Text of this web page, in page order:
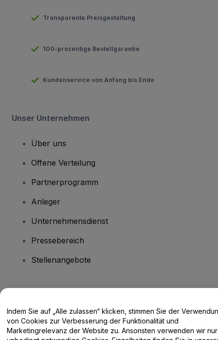
Transparente Preisgestaltung
100-prozentige Bestellgarantie
Kundenservice von Anfang bis Ende
Unser Unternehmen
Über uns
Offene Verteilung
Partnerprogramm
Anleger
Unternehmensdienst
Pressebereich
Stellenangebote
Hilfe-Center / Kontakt
Indem Sie auf „Alle zulassen“ klicken, stimmen Sie der
von Cookies zur Verbesserung der Funktionalität und
Marketingrelevanz der Website zu. Ansonsten verwenden wir nur